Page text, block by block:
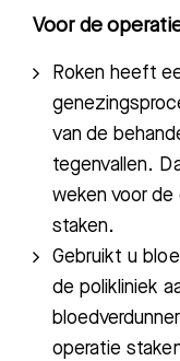
Voor de
Roken heeft
van de
tegenvallen.
weken voor
staken.
Gebruikt u
de polikliniek
operatie